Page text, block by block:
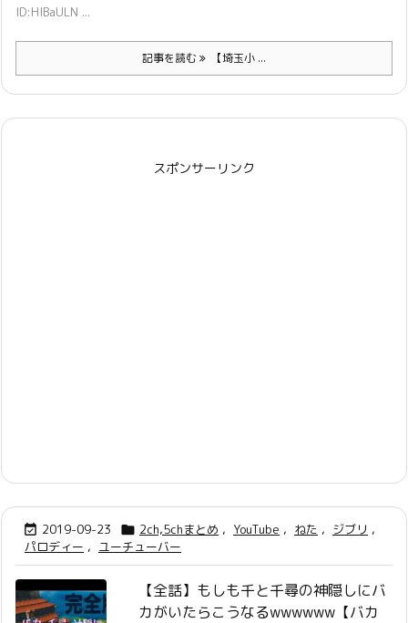
ID:HIBaULN ...
記事を読む 【埼玉小 ...
スポンサーリンク
 2019-09-23  2ch,5chまとめ , YouTube , ねた , ジブリ ,
パロディー , ユーチューバー
【全話】もしも千と千尋の神隠しにバ
カがいたらこうなるwwwwww【バカ